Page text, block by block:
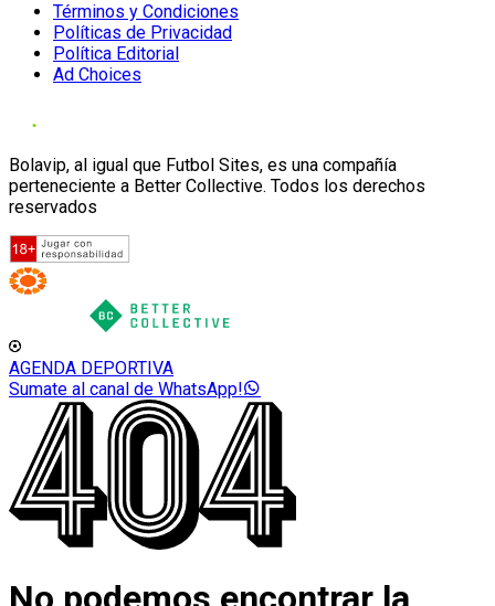
Términos y Condiciones
Políticas de Privacidad
Política Editorial
Ad Choices
Bolavip, al igual que Futbol Sites, es una compañía
perteneciente a Better Collective. Todos los derechos
reservados
AGENDA DEPORTIVA
Sumate al canal de WhatsApp!